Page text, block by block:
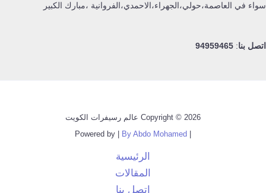
سواء في العاصمة،حولي،الجهراء،الاحمدي،الفروانية ،مبارك الكبير
اتصل بنا:
94959465
Copyright © 2026 عالم رسيفرات الكويت
| Powered by |
By Abdo Mohamed
الرئيسية
المقالات
اتصل بنا